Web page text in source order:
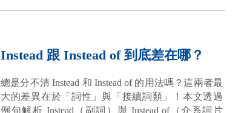
Instead 跟 Instead of 到底差在哪？
總是分不清 Instead 和 Instead of 的用法嗎？這兩者最
大的差異在於「詞性」與「接續詞類」！本文透過
例句解析 Instead（副詞）與 Instead of（介系詞片